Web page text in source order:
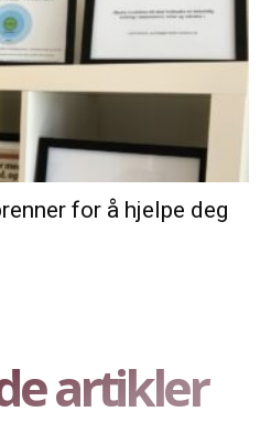
for å hjelpe deg
artikler